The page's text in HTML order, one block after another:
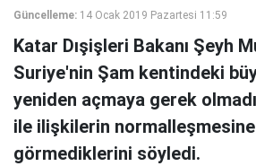
Güncelleme: 14 Ocak 2019 Pazartesi 11:59
Katar Dışişleri Bakanı Şeyh
Suriye'nin Şam kentindeki
yeniden açmaya gerek
ile ilişkilerin
görmediklerini söyledi.